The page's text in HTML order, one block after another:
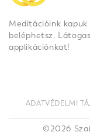
Meditációink
beléphetsz.
applikációnkat!
ADATVÉDELMI
©2026